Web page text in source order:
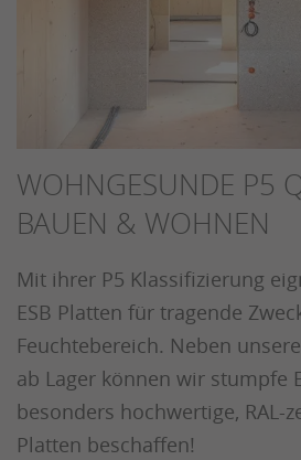
WOHNGESUNDE P5
BAUEN & WOHNEN
Mit ihrer P5 Klassifizierung
ESB Platten für tragende
Feuchtebereich. Neben
ab Lager können wir stumpfe
besonders hochwertige, RAL-
Platten beschaffen!